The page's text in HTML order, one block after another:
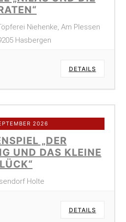
Niehenke, Am Plessen
Hasbergen
DETAILS
2026
„DER
UND DAS KLEINE
Holte
DETAILS